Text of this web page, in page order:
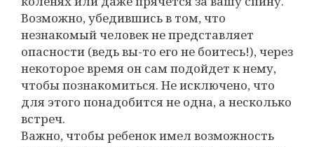
Возможно, убедившись в том, что
незнакомый человек не представляет
опасности (ведь вы-то его не боитесь!), через
некоторое время он сам подойдет к нему,
чтобы познакомиться. Не исключено, что
для этого понадобится не одна, а несколько
встреч.
Важно, чтобы ребенок имел возможность